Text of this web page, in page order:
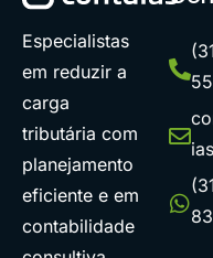
Especialistas
em reduzir a
carga
tributária com
planejamento
eficiente e em
contabilidade